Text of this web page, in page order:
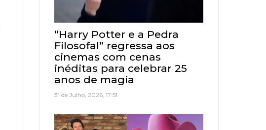
“Harry Potter e a Pedra
Filosofal” regressa aos
cinemas com cenas
inéditas para celebrar 25
anos de magia
31 de Julho, 2026, 17:51